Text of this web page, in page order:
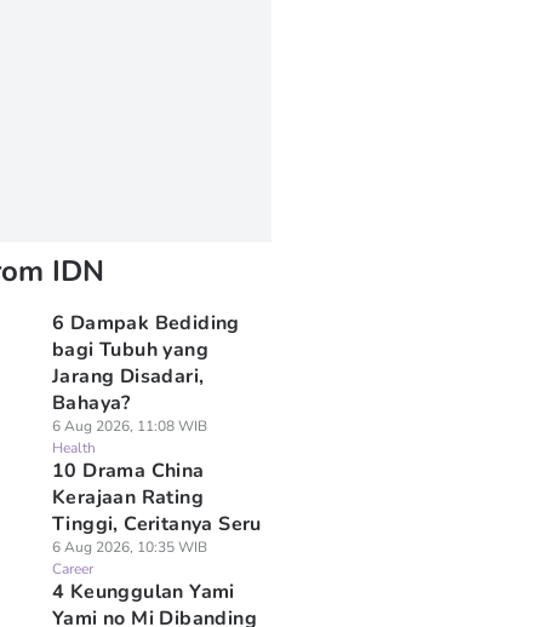
IDN
6 Dampak Bediding
bagi Tubuh yang
Jarang Disadari,
Bahaya?
6 Aug 2026, 11:08 WIB
Health
10 Drama China
Kerajaan Rating
Tinggi, Ceritanya Seru
6 Aug 2026, 10:35 WIB
Career
4 Keunggulan Yami
Yami no Mi Dibanding